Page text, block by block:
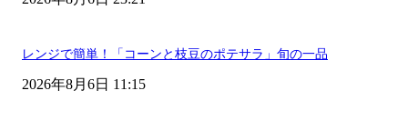
レンジで簡単！「コーンと枝豆のポテサラ」旬の一品
2026年8月6日 11:15